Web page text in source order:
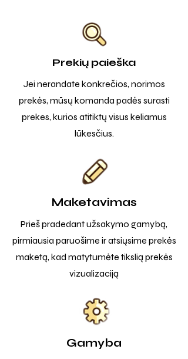
Prekių paieška
Jei nerandate konkrečios, norimos
prekės, mūsų komanda padės surasti
prekes, kurios atitiktų visus keliamus
lūkesčius.
Maketavimas
Prieš pradedant užsakymo gamybą,
pirmiausia paruošime ir atsiųsime prekės
maketą, kad matytumėte tikslią prekės
vizualizaciją
Gamyba